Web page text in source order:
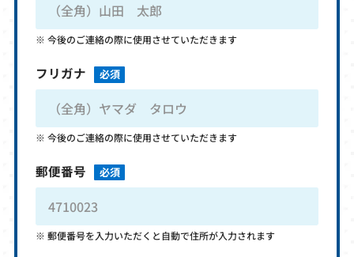
今後のご連絡の際に使用させていただきます
フリガナ 必須
今後のご連絡の際に使用させていただきます
郵便番号 必須
郵便番号を入力いただくと自動で住所が入力されます